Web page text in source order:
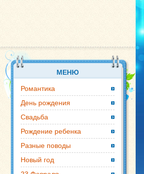
МЕНЮ
Романтика
День рождения
Свадьба
Рождение ребенка
Разные поводы
Новый год